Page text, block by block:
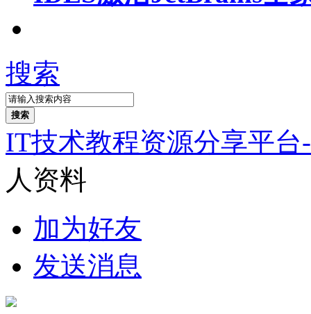
搜索
搜索
IT技术教程资源分享平
人资料
加为好友
发送消息